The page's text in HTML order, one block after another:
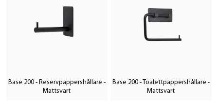
Base 200 - Reservpappershållare -
Mattsvart
Base 200 - Toalettpappershållare -
Mattsvart